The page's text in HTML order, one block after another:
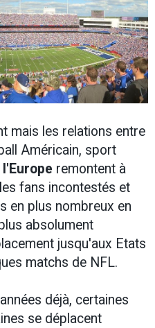
mais les relations entre
Américain, sport
l'Europe remontent à
fans incontestés et
en plus nombreux en
absolument
jusqu'aux Etats
matchs de NFL.
déjà, certaines
se déplacent